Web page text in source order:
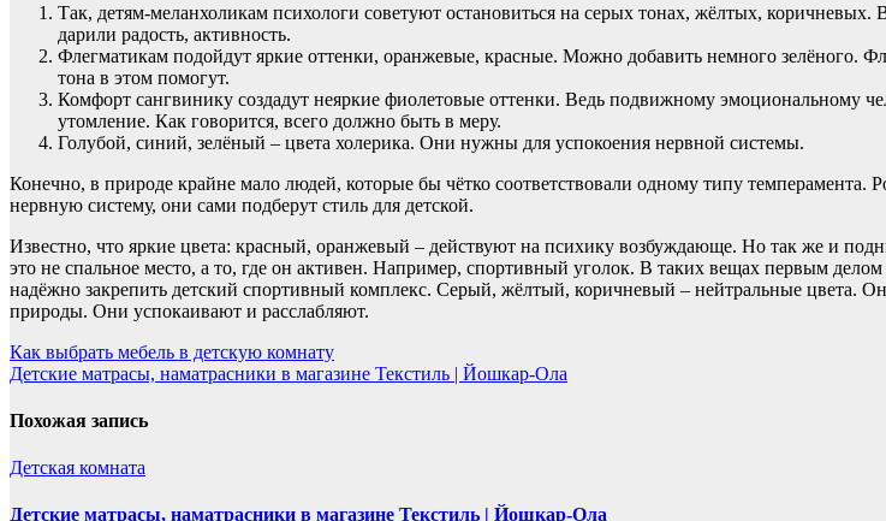
Так, детям-меланхоликам психологи советуют остановиться на серых тонах, жёлтых,
дарили радость, активность.
Флегматикам подойдут яркие оттенки, оранжевые, красные. Можно добавить немного зелёного.
тона в этом помогут.
Комфорт сангвинику создадут неяркие фиолетовые оттенки. Ведь подвижному эмоциональному
утомление. Как говорится, всего должно быть в меру.
Голубой, синий, зелёный – цвета холерика. Они нужны для успокоения нервной системы.
Конечно, в природе крайне мало людей, которые бы чётко соответствовали одному типу темперамента.
нервную систему, они сами подберут стиль для детской.
Известно, что яркие цвета: красный, оранжевый – действуют на психику возбуждающе. Но так же и
это не спальное место, а то, где он активен. Например, спортивный уголок. В таких вещах первым делом
надёжно закрепить детский спортивный комплекс. Серый, жёлтый, коричневый – нейтральные цвета.
природы. Они успокаивают и расслабляют.
Навигация
по
записям
Как выбрать мебель в детскую комнату
Детские матрасы, наматрасники в магазине Текстиль | Йошкар-Ола
Похожая запись
Детская комната
Детские матрасы, наматрасники в магазине Текстиль | Йошкар-Ола